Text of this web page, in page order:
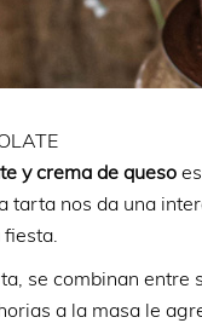
y crema de queso
tarta nos da una
se combinan
a la masa le